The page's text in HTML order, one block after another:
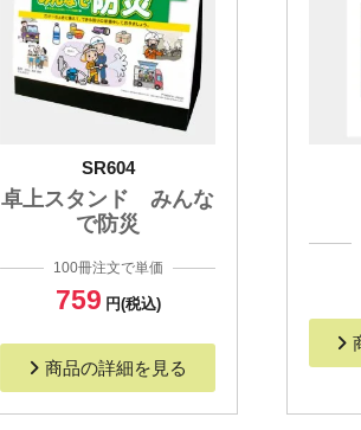
SR604
卓上スタンド みんな
で防災
100冊注文で単価
759 円(税込)
商品の詳細を見る